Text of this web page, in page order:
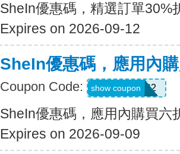
SheIn優惠碼，精選訂單30%
Expires on 2026-09-12
SheIn優惠碼，應用內
Coupon Code: B23FDG2
show coupon
SheIn優惠碼，應用內購買六
Expires on 2026-09-09